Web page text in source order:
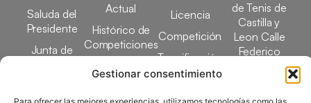
Gestionar consentimiento
Saluda del
Presidente
Junta de
Actual
Histórico de
Competiciones
Designaciones
Arbitrales
Licencia
Competición
Tecnificación
Docencia
de Tenis de
Castilla y
Leon Calle
Federico
García Lorca,
Valladolid